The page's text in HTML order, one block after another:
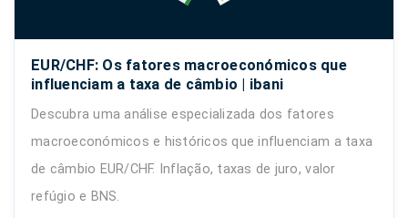
EUR/CHF: Os fatores macroeconómicos que
influenciam a taxa de câmbio | ibani
Descubra uma análise especializada dos fatores
macroeconómicos e históricos que influenciam a taxa
de câmbio EUR/CHF. Inflação, taxas de juro, valor
refúgio e BNS.